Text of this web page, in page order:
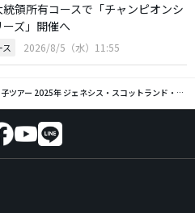
統領所有コースで「チャンピオンシ
ズ」開催へ
ス 2026/8/5（水）11:55
アー 2025年 ジェネシス・スコットランド・オープン 組み合わせ